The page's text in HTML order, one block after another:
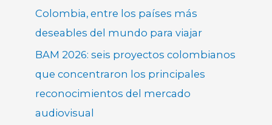
Colombia, entre los países más
deseables del mundo para viajar
BAM 2026: seis proyectos colombianos
que concentraron los principales
reconocimientos del mercado
audiovisual